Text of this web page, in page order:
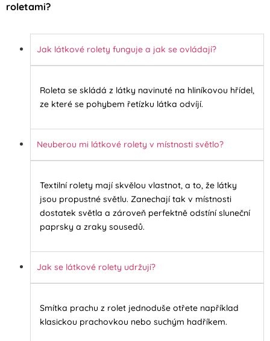
roletami?
Jak látkové rolety funguje a jak se ovládají?
Roleta se skládá z látky navinuté na hliníkovou hřídel,
ze které se pohybem řetízku látka odvíjí.
Neuberou mi látkové rolety v místnosti světlo?
Textilní rolety mají skvělou vlastnot, a to, že látky
jsou propustné světlu. Zanechají tak v místnosti
dostatek světla a zároveň perfektně odstíní sluneční
paprsky a zraky sousedů.
Jak se látkové rolety udržují?
Smítka prachu z rolet jednoduše otřete například
klasickou prachovkou nebo suchým hadříkem.